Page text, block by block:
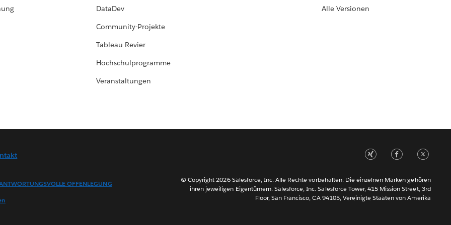
DataDev
Community-Projekte
Tableau Revier
Hochschulprogramme
Veranstaltungen
Alle Versionen
OFFENLEGUNG
© Copyright 2026 Salesforce, Inc. Alle Rechte vorbehalten. Die einzelnen Marken gehören
ihren jeweiligen Eigentümern. Salesforce, Inc. Salesforce Tower, 415 Mission Street, 3rd
Floor, San Francisco, CA 94105, Vereinigte Staaten von Amerika